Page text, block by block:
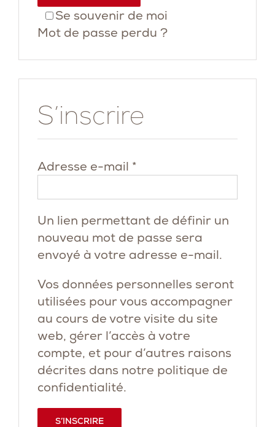
Se souvenir de moi
Mot de passe perdu ?
S’inscrire
Adresse e-mail *
Un lien permettant de définir un
nouveau mot de passe sera
envoyé à votre adresse e-mail.
Vos données personnelles seront
utilisées pour vous accompagner
au cours de votre visite du site
web, gérer l’accès à votre
compte, et pour d’autres raisons
décrites dans notre politique de
confidentialité.
S’INSCRIRE